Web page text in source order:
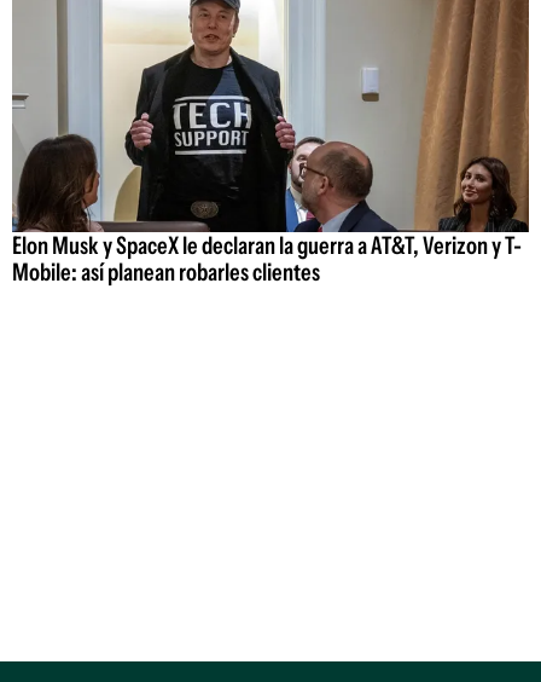
Elon Musk y SpaceX le declaran la guerra a AT&T, Verizon y T-
Mobile: así planean robarles clientes